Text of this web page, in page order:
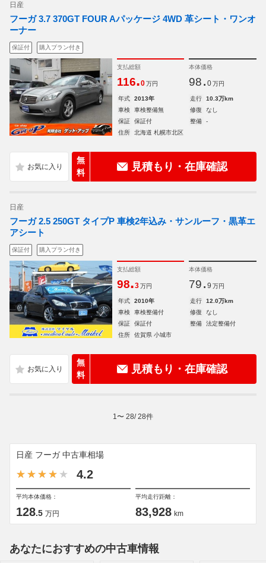
日産
フーガ 3.7 370GT FOUR Aパッケージ 4WD 革シート・ワンオ
ーナー
保証付 購入プラン付き
支払総額
116.0 万円
本体価格
98. 0 万円
年式 2013年 走行
10.3万km
車検
車検整備無 修復
なし
保証
保証付 整備
-
住所
北海道 札幌市北区
無
料
見積もり・在庫確認
日産
フーガ 2.5 250GT タイプP 車検2年込み・サンルーフ・黒革エ
アシート
保証付 購入プラン付き
支払総額
98.3 万円
本体価格
79. 9 万円
年式 2010年 走行
12.0万km
車検
車検整備付 修復
なし
保証
保証付 整備
法定整備付
住所
佐賀県 小城市
無
料
見積もり・在庫確認
1 〜 28/28件
日産 フーガ 中古車相場
4.2
平均本体価格：
128.5 万円
平均走行距離：
83,928 km
あなたにおすすめの中古車情報